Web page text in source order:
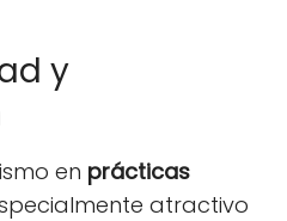
y
en prácticas
atractivo